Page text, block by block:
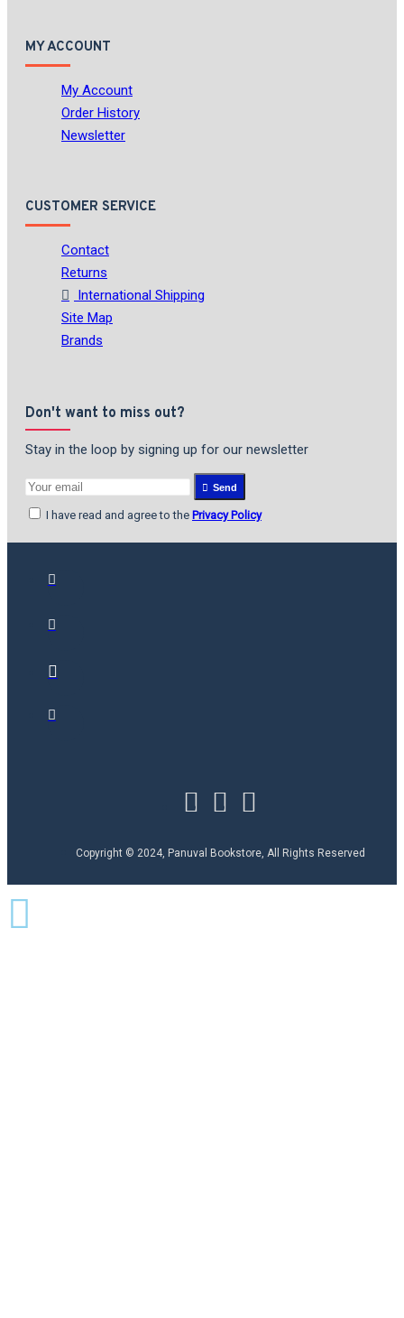
MY ACCOUNT
My Account
Order History
Newsletter
CUSTOMER SERVICE
Contact
Returns
International Shipping
Site Map
Brands
Don't want to miss out?
Stay in the loop by signing up for our newsletter
Send
I have read and agree to the Privacy Policy
Copyright © 2024, Panuval Bookstore, All Rights Reserved